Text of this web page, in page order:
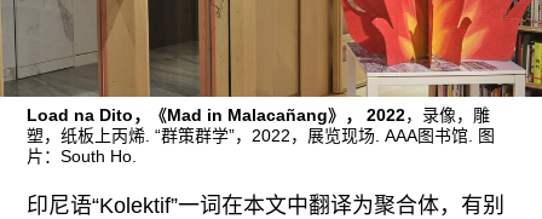
订阅
往期内容
联系我们
Load na Dito，《Mad in Malacañang》， 2022，录像，雕
塑，纸板上丙烯. “群策群学”，2022，展览现场. AAA图书馆. 图
片：South Ho.
印尼语“Kolektif”一词在本文中翻译为聚合体，有别